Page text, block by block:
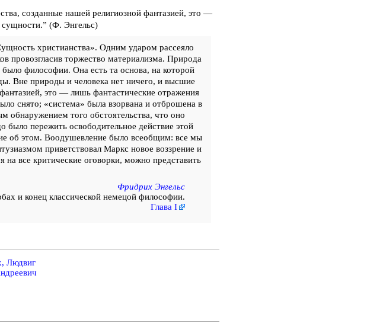
созданные нашей религиозной фантазией, это —
сущности.” (Ф. Энгельс)
христианства». Одним ударом рассеяло
провозгласив торжество материализма. Природа
философии. Она есть та основа, на которой
Вне природы и человека нет ничего, и высшие
это — лишь фантастические отражения
снято; «система» была взорвана и отброшена в
обнаружением того обстоятельства, что оно
пережить освободительное действие этой
об этом. Воодушевление было всеобщим: все мы
приветствовал Маркс новое воззрение и
на все критические оговорки, можно представить
Фридрих Энгельс
и конец классической немецой философии.
Глава I
Людвиг